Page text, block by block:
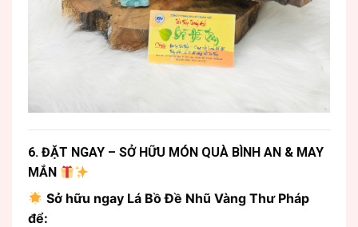
6. ĐẶT NGAY – SỞ HỮU MÓN QUÀ BÌNH AN & MAY
MẮN
Sở hữu ngay Lá Bồ Đề Nhũ Vàng Thư Pháp
để: